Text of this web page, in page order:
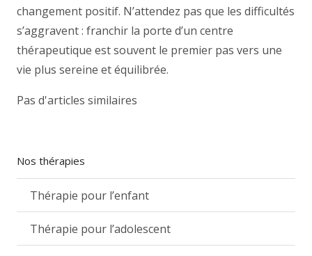
changement positif. N’attendez pas que les difficultés
s’aggravent : franchir la porte d’un centre
thérapeutique est souvent le premier pas vers une
vie plus sereine et équilibrée.
Pas d'articles similaires
Nos thérapies
Thérapie pour l’enfant
Thérapie pour l’adolescent